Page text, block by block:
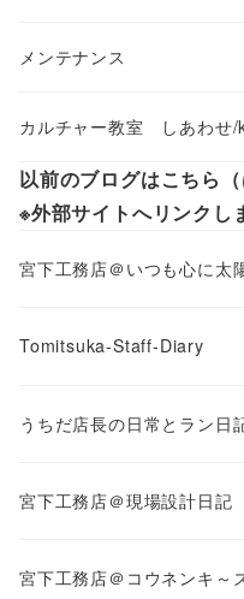
メンテナンス
カルチャー教室 しあわせ/
以前のブログはこちら（
※外部サイトへリンクし
宮下工務店＠いつも心に太
Tomitsuka-Staff-Diary
うちだ店長の日常とラン日記
宮下工務店＠現場設計日記
宮下工務店＠コウネンキ～